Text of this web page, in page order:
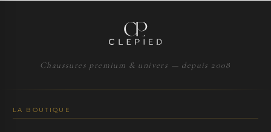
Chaussures premium & univers — depuis 2008
LA BOUTIQUE